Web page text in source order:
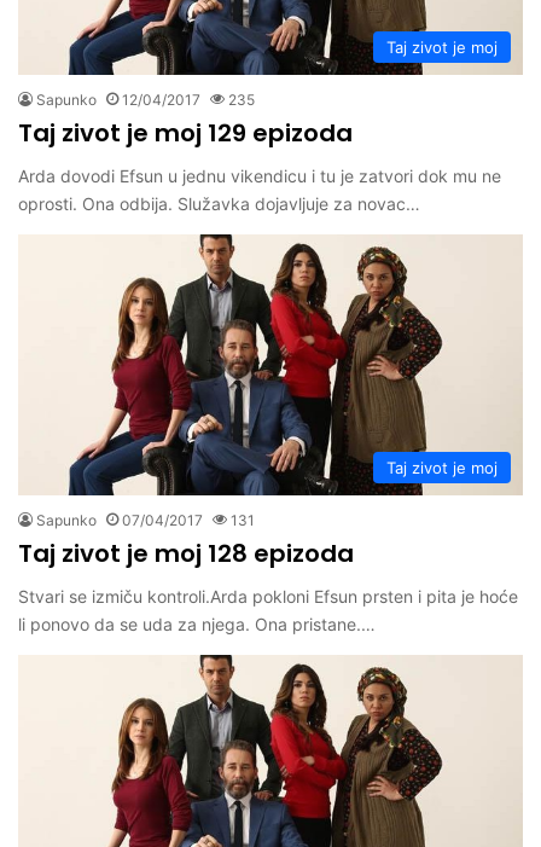
Taj zivot je moj
Sapunko 12/04/2017 235
Taj zivot je moj 129 epizoda
Arda dovodi Efsun u jednu vikendicu i tu je zatvori dok mu ne
oprosti. Ona odbija. Služavka dojavljuje za novac…
Taj zivot je moj
Sapunko 07/04/2017 131
Taj zivot je moj 128 epizoda
Stvari se izmiču kontroli.Arda pokloni Efsun prsten i pita je hoće
li ponovo da se uda za njega. Ona pristane.…